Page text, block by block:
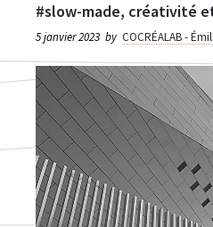
#slow-made, créativité
5 janvier 2023 by COCRÉALAB -